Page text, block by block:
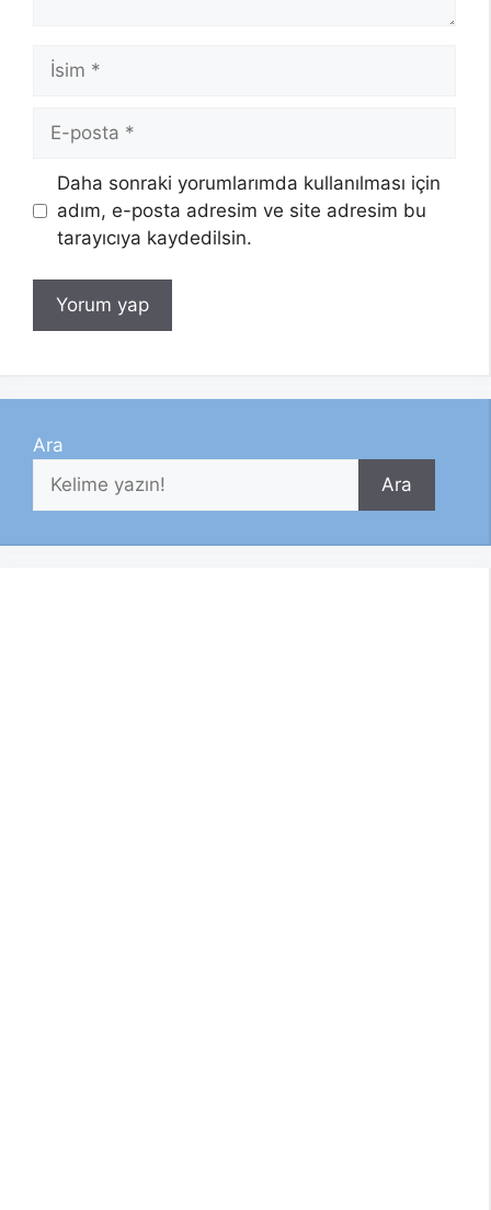
İsim
posta
Daha sonraki yorumlarımda kullanılması için
adım, e-posta adresim ve site adresim bu
tarayıcıya kaydedilsin.
Ara
Ara